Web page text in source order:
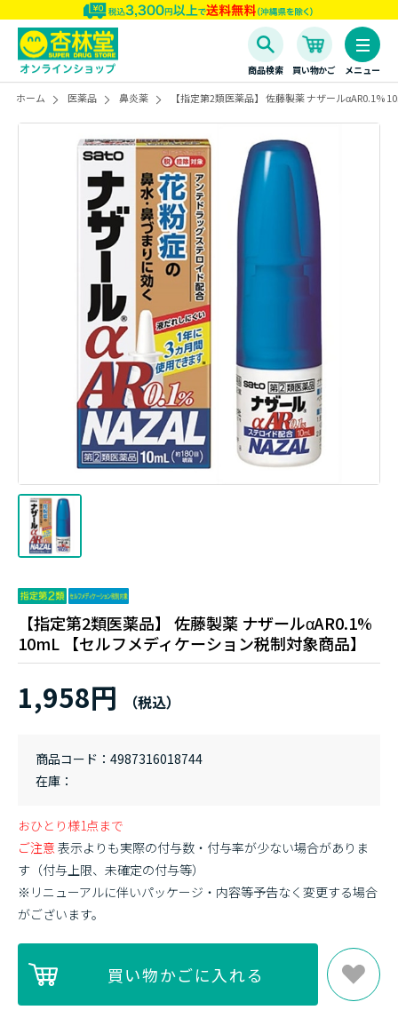
商品検索 買い物かご メニュー
ホーム 医薬品 鼻炎薬 【指定第2類医薬品】 佐藤製薬 ナザールαAR0.1%
【指定第2類医薬品】 佐藤製薬 ナザールαAR0.1%
10mL 【セルフメディケーション税制対象商品】
1,958円
商品コード
4987316018744
在庫
おひとり様1点まで
ご注意 表示よりも実際の付与数・付与率が少ない場合がありま
す（付与上限、未確定の付与等）
※リニューアルに伴いパッケージ・内容等予告なく変更する場合
がございます。